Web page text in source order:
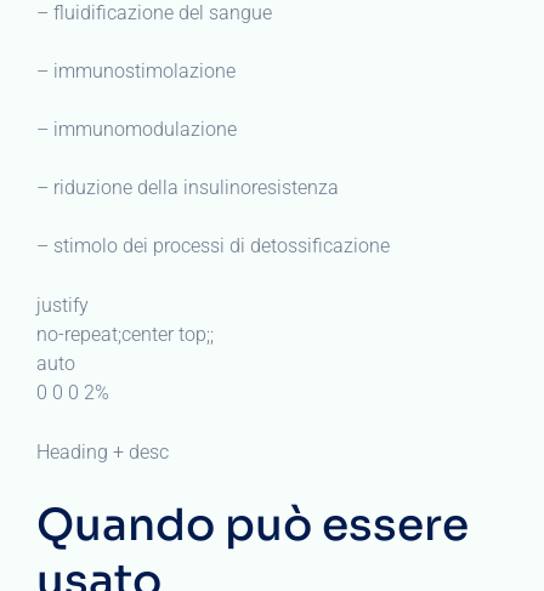
– fluidificazione del sangue
– immunostimolazione
– immunomodulazione
– riduzione della insulinoresistenza
– stimolo dei processi di detossificazione
justify
no-repeat;center top;;
auto
0 0 0 2%
Heading + desc
Quando può essere